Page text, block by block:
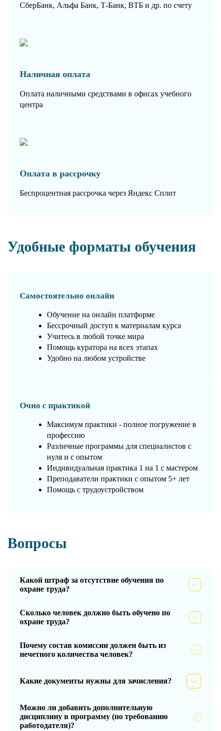
СберБанк, Альфа Банк, Т-Банк, ВТБ и др. по счету
Наличная оплата
Оплата наличными средствами в офисах учебного
центра
Оплата в рассрочку
Беспроцентная рассрочка через Яндекс Сплит
Удобные форматы обучения
Самостоятельно онлайн
Обучение на онлайн платформе
Бессрочный доступ к материалам курса
Учитесь в любой точке мира
Помощь куратора на всех этапах
Удобно на любом устройстве
Очно с практикой
Максимум практики - полное погружение в
профессию
Различные программы для специалистов с
нуля и с опытом
Индивидуальная практика 1 на 1 с мастером
Преподаватели практики с опытом 5+ лет
Помощь с трудоустройством
Вопросы
Какой штраф за отсутствие обучения по
охране труда?
Сколько человек должно быть обучено по
охране труда?
Почему состав комиссии должен быть из
нечетного количества человек?
Какие документы нужны для зачисления?
Можно ли добавить дополнительную
дисциплину в программу (по требованию
работодателя)?